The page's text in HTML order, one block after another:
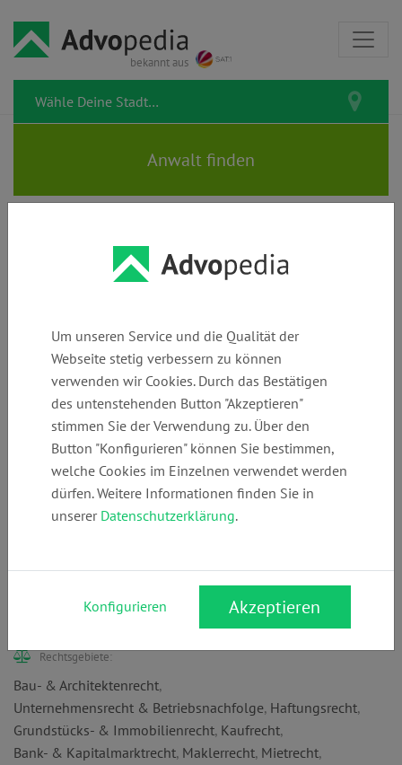
bekannt aus
MARKUS SCHEIDWEILER |
Miet- &
Wohnungseigentumsrecht
Telefon:
+49 (0)
40308516240
E-Mail:
office@kanzlei-
scheidweiler.de
www.kanzlei-
scheidweiler.de
22149 Hamburg
Rechtsgebiete:
Bau- & Architektenrecht,
Unternehmensrecht & Betriebsnachfolge, Haftungsrecht,
Grundstücks- & Immobilienrecht, Kaufrecht,
Bank- & Kapitalmarktrecht, Maklerrecht, Mietrecht,
Um unseren Service und die Qualität der
Webseite stetig verbessern zu können
verwenden wir Cookies. Durch das Bestätigen
des untenstehenden Button "Akzeptieren"
stimmen Sie der Verwendung zu. Über den
Button "Konfigurieren" können Sie bestimmen,
welche Cookies im Einzelnen verwendet werden
dürfen. Weitere Informationen finden Sie in
unserer Datenschutzerklärung.
Konfigurieren Akzeptieren